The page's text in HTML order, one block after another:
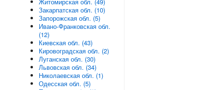
Закарпатская обл. (10)
Запорожская обл. (5)
Ивано-Франковская обл.
(12)
Киевская обл. (43)
Кировоградская обл. (2)
Луганская обл. (30)
Львовская обл. (34)
Николаевская обл. (1)
Одесская обл. (5)